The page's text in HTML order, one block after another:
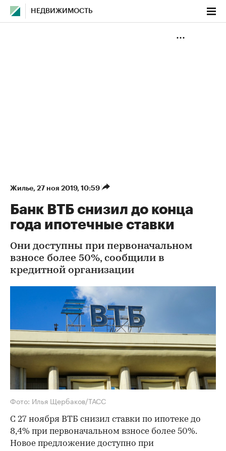
НЕДВИЖИМОСТЬ
Жилье⁠, 27 ноя 2019, 10:59
Банк ВТБ снизил до конца
года ипотечные ставки
Они доступны при первоначальном
взносе более 50%, сообщили в
кредитной организации
Фото: Илья Щербаков/ТАСС
С 27 ноября ВТБ снизил ставки по ипотеке до
8,4% при первоначальном взносе более 50%.
Новое предложение доступно при